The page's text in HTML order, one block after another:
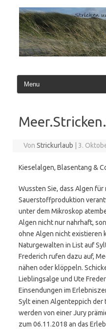
Inhalt
springen
VonStrickurlaub 3.
Kieselalgen, Blasentang &
Wussten Sie, dass Algen
Sauerstoffproduktion
unter dem Mikroskop
Algen nicht nur nahrhaft,
ohne Algen nicht existieren
Naturgewalten in List auf
Frederich rufen dazu auf,
nähen oder klöppeln.
Lieblingsalge und Ute
Einsendungen im
Sylt einen Algenteppich der
werden von einer Jury
zum 06.11.2018 an das